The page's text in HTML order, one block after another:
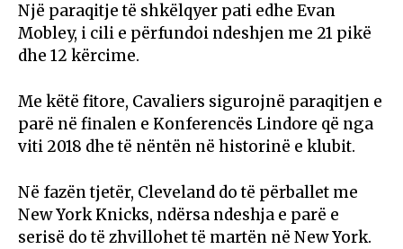
Një paraqitje të shkëlqyer pati edhe Evan
Mobley, i cili e përfundoi ndeshjen me 21 pikë
dhe 12 kërcime.
Me këtë fitore, Cavaliers sigurojnë paraqitjen e
parë në finalen e Konferencës Lindore që nga
viti 2018 dhe të nëntën në historinë e klubit.
Në fazën tjetër, Cleveland do të përballet me
New York Knicks, ndërsa ndeshja e parë e
serisë do të zhvillohet të martën në New York.